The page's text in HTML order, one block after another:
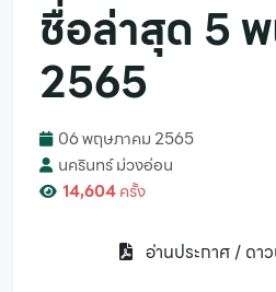
ชื่อล่าสุด 5
2565
06 พฤษภาคม 2565
นครินทร์ ม่วงอ่อน
14,604ครั้ง
อ่านประกาศ / ดา